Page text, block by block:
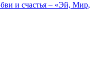
и счастья – «Эй, Мир,